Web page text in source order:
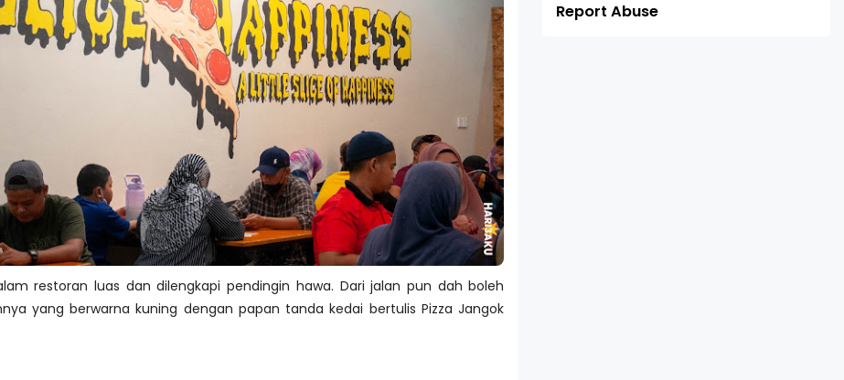
restoran luas dan dilengkapi pendingin hawa. Dari jalan pun dah boleh
yang berwarna kuning dengan papan tanda kedai bertulis Pizza Jangok
Report Abuse